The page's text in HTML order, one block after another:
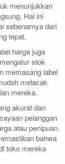
menunjukkan
Hal ini
sebenarnya dari
tepat.
harga juga
stok
memasang label
melacak
mereka.
akurat dan
pelanggan
atau penipuan.
bahwa
toko mereka